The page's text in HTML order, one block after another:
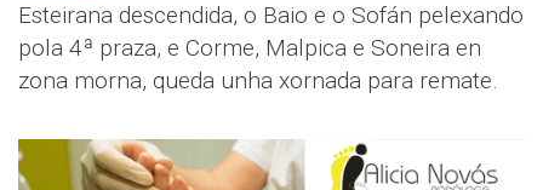
Esteirana descendida, o Baio e o Sofán pelexando
pola 4ª praza, e Corme, Malpica e Soneira en
zona morna, queda unha xornada para remate.